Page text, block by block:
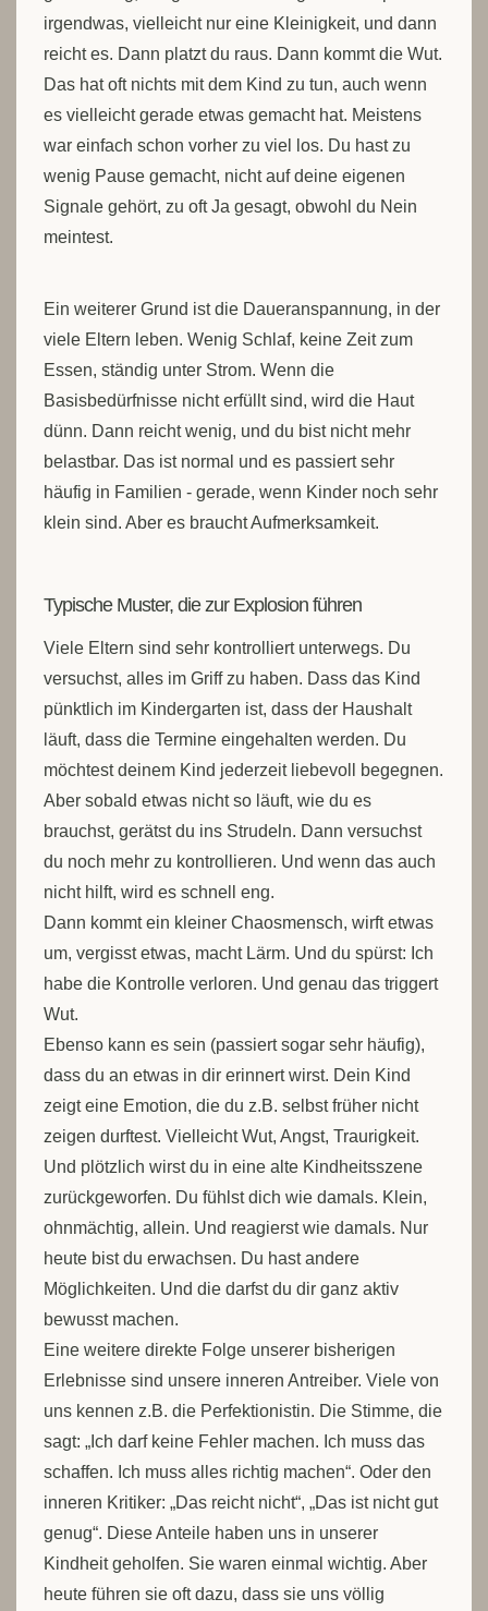
irgendwas, vielleicht nur eine Kleinigkeit, und dann
reicht es. Dann platzt du raus. Dann kommt die Wut.
Das hat oft nichts mit dem Kind zu tun, auch wenn
es vielleicht gerade etwas gemacht hat. Meistens
war einfach schon vorher zu viel los. Du hast zu
wenig Pause gemacht, nicht auf deine eigenen
Signale gehört, zu oft Ja gesagt, obwohl du Nein
meintest.
Ein weiterer Grund ist die Daueranspannung, in der
viele Eltern leben. Wenig Schlaf, keine Zeit zum
Essen, ständig unter Strom. Wenn die
Basisbedürfnisse nicht erfüllt sind, wird die Haut
dünn. Dann reicht wenig, und du bist nicht mehr
belastbar. Das ist normal und es passiert sehr
häufig in Familien - gerade, wenn Kinder noch sehr
klein sind. Aber es braucht Aufmerksamkeit.
Typische Muster, die zur Explosion führen
Viele Eltern sind sehr kontrolliert unterwegs. Du
versuchst, alles im Griff zu haben. Dass das Kind
pünktlich im Kindergarten ist, dass der Haushalt
läuft, dass die Termine eingehalten werden. Du
möchtest deinem Kind jederzeit liebevoll begegnen.
Aber sobald etwas nicht so läuft, wie du es
brauchst, gerätst du ins Strudeln. Dann versuchst
du noch mehr zu kontrollieren. Und wenn das auch
nicht hilft, wird es schnell eng.
Dann kommt ein kleiner Chaosmensch, wirft etwas
um, vergisst etwas, macht Lärm. Und du spürst: Ich
habe die Kontrolle verloren. Und genau das triggert
Wut.
Ebenso kann es sein (passiert sogar sehr häufig),
dass du an etwas in dir erinnert wirst. Dein Kind
zeigt eine Emotion, die du z.B. selbst früher nicht
zeigen durftest. Vielleicht Wut, Angst, Traurigkeit.
Und plötzlich wirst du in eine alte Kindheitsszene
zurückgeworfen. Du fühlst dich wie damals. Klein,
ohnmächtig, allein. Und reagierst wie damals. Nur
heute bist du erwachsen. Du hast andere
Möglichkeiten. Und die darfst du dir ganz aktiv
bewusst machen.
Eine weitere direkte Folge unserer bisherigen
Erlebnisse sind unsere inneren Antreiber. Viele von
uns kennen z.B. die Perfektionistin. Die Stimme, die
sagt: „Ich darf keine Fehler machen. Ich muss das
schaffen. Ich muss alles richtig machen“. Oder den
inneren Kritiker: „Das reicht nicht“, „Das ist nicht gut
genug“. Diese Anteile haben uns in unserer
Kindheit geholfen. Sie waren einmal wichtig. Aber
heute führen sie oft dazu, dass sie uns völlig